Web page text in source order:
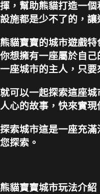
揮，幫助熊貓打造一
設施都是少不了的，讓
熊貓寶寶的城市遊戲特
你想擁有一座屬於自
一座城市的主人，只
就可以一起探索這座
人心的故事，快來實現
探索城市這是一座充
您探索。
熊貓寶寶城市玩法介紹